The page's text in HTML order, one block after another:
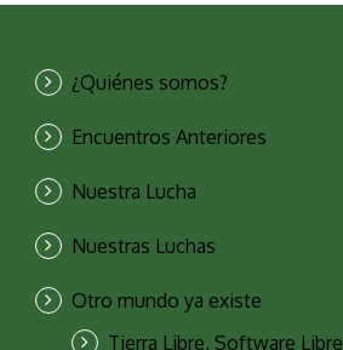
¿Quiénes somos?
Encuentros Anteriores
Nuestra Lucha
Nuestras Luchas
Otro mundo ya existe
Tierra Libre, Software Libre